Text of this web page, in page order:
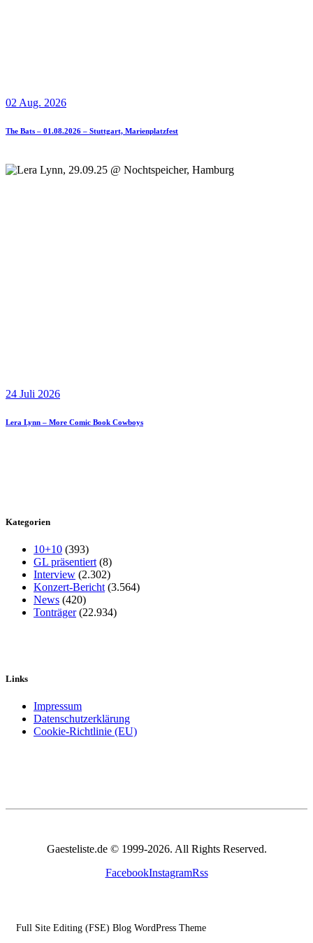
02 Aug. 2026
The Bats – 01.08.2026 – Stuttgart, Marienplatzfest
24 Juli 2026
Lera Lynn – More Comic Book Cowboys
Kategorien
10+10 (393)
GL präsentiert (8)
Interview (2.302)
Konzert-Bericht (3.564)
News (420)
Tonträger(22.934)
Links
Impressum
Datenschutzerklärung
Cookie-Richtlinie (EU)
Gaesteliste.de © 1999-2026. All Rights Reserved.
FacebookInstagramRss
Full Site Editing (FSE) Blog WordPress Theme